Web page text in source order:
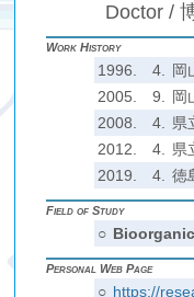
Doctor /
Work History
1996. 4.
岡
2005.
9.
岡
2008.
4.
県
2012.
4.
県
2019.
4. 徳
Field of Study
○
Personal Web Page
○ https://